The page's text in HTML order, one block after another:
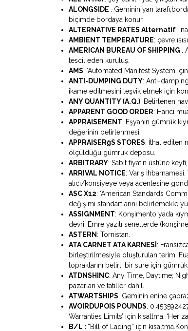
ALONGSIDE : Geminin yan
biçimde bordaya konur.
ALTERNATIVE RATES Alternatif :
AMBIENT TEMPERATURE: çevre
AMERICAN BUREAU OF SHIPPING :
tescil eden kuruluş.
AMS: ‘Automated Manifest System
ANTI-DUMPING DUTY: Anti-
ikame edilmesini teşvik etmek için
ANY QUANTITY (A.Q.): Belirlenen
APPARENT GOOD ORDER: Harici
APPRAISEMENT: Eşyanın gümrük
değerinin belirlenmesi.
APPRAISERğS STORES: İthal edilen
ölçüldüğü gümrük deposu.
ARBITRARY: Sabit fiyatın üstüne
ARRIVAL NOTICE: Varış
alıcı/konsiyeye veya acentesine
ASC X12: ‘American Standards
değişimi standartlarını belirlemekle
ASSIGNMENT: Konşimento yada
devri. Emre yazılı senetlerde
ASTERN : Tornistan.
ATA CARNET ATA KARNESİ:
birleştirilmesiyle oluşturulan terim.
topraklarını belirli bir süre için
ATDNSHINC: Any Time, Daytime;
pazarları ve tatiller dahil.
ATWARTSHIPS: Geminin enine
AVOIRDUPOIS POUNDS:
Warranties Limits’ için kısaltma. ‘Her
B/L : “Bill of Lading” için